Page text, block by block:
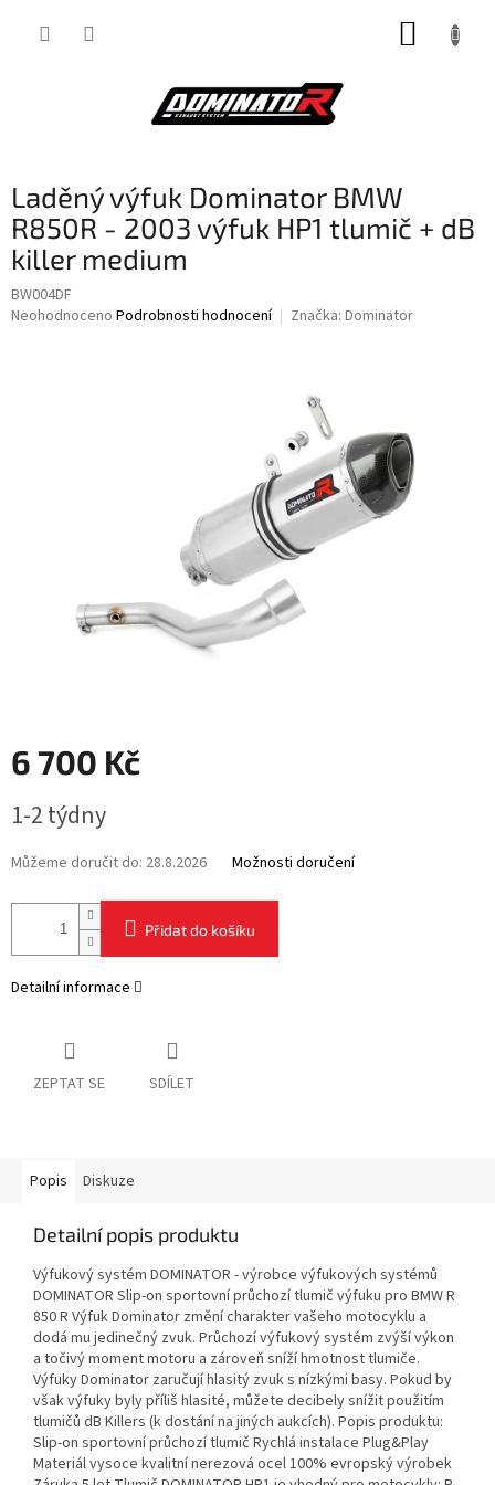
Laděný výfuk Dominator BMW
R850R - 2003 výfuk HP1 tlumič + dB
killer medium
BW004DF
Průměrné
Neohodnoceno Podrobnosti hodnocení Značka: Dominator
6 700 Kč
cena:
1-2 týdny
Můžeme doručit do: 28.8.2026 Možnosti doručení
Přidat do košíku
Detailní informace
ZEPTAT SE SDÍLET
Popis Diskuze
Detailní popis produktu
Výfukový systém DOMINATOR - výrobce výfukových systémů
DOMINATOR Slip-on sportovní průchozí tlumič výfuku pro BMW R
850 R Výfuk Dominator změní charakter vašeho motocyklu a
dodá mu jedinečný zvuk. Průchozí výfukový systém zvýší výkon
a točivý moment motoru a zároveň sníží hmotnost tlumiče.
Výfuky Dominator zaručují hlasitý zvuk s nízkými basy. Pokud by
však výfuky byly příliš hlasité, můžete decibely snížit použitím
tlumičů dB Killers (k dostání na jiných aukcích). Popis produktu:
Slip-on sportovní průchozí tlumič Rychlá instalace Plug&Play
Materiál vysoce kvalitní nerezová ocel 100% evropský výrobek